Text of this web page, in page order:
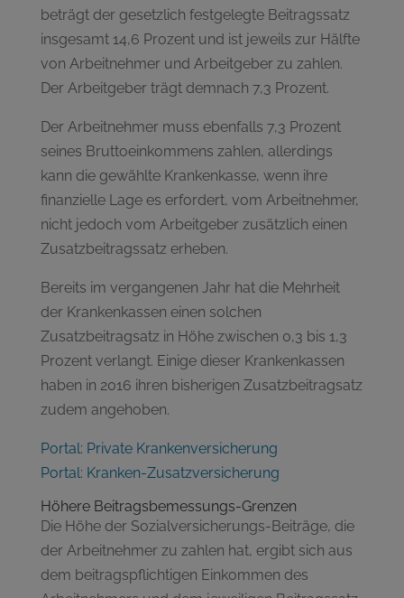
beträgt der gesetzlich festgelegte Beitragssatz
insgesamt 14,6 Prozent und ist jeweils zur Hälfte
von Arbeitnehmer und Arbeitgeber zu zahlen.
Der Arbeitgeber trägt demnach 7,3 Prozent.
Der Arbeitnehmer muss ebenfalls 7,3 Prozent
seines Bruttoeinkommens zahlen, allerdings
kann die gewählte Krankenkasse, wenn ihre
finanzielle Lage es erfordert, vom Arbeitnehmer,
nicht jedoch vom Arbeitgeber zusätzlich einen
Zusatzbeitragssatz erheben.
Bereits im vergangenen Jahr hat die Mehrheit
der Krankenkassen einen solchen
Zusatzbeitragsatz in Höhe zwischen 0,3 bis 1,3
Prozent verlangt. Einige dieser Krankenkassen
haben in 2016 ihren bisherigen Zusatzbeitragsatz
zudem angehoben.
Portal: Private Krankenversicherung
Portal: Kranken-Zusatzversicherung
Höhere Beitragsbemessungs-Grenzen
Die Höhe der Sozialversicherungs-Beiträge, die
der Arbeitnehmer zu zahlen hat, ergibt sich aus
dem beitragspflichtigen Einkommen des